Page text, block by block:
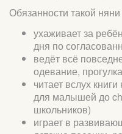
Обязанности такой
ухаживает за
дня по
ведёт всё
одевание,
читает вслух
для малышей до
школьников)
играет в